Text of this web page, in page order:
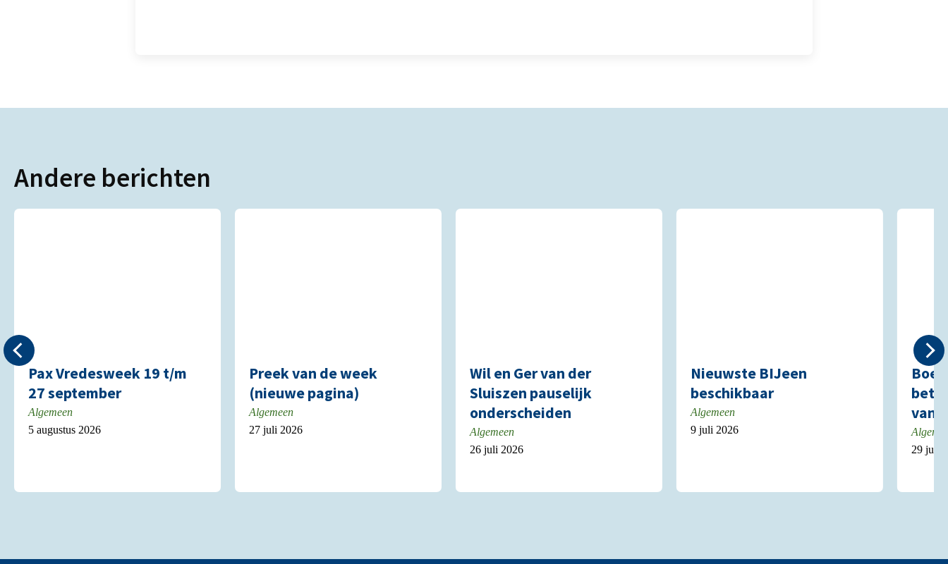
Andere berichten
Pax Vredesweek 19 t/m
27 september
Algemeen
5 augustus 2026
Preek van de week
(nieuwe pagina)
Algemeen
27 juli 2026
Wil en Ger van der
Sluiszen pauselijk
onderscheiden
Algemeen
26 juli 2026
Nieuwste BIJeen
beschikbaar
Algemeen
9 juli 2026
van
29 juni